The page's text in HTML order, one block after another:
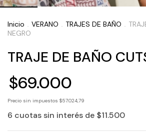
Inicio . VERANO . TRAJES DE BAÑO .
NEGRO
TRAJE DE BAÑO
$69.000
6 cuotas sin interés de $11.500
Precio sin impuestos $57.024,79